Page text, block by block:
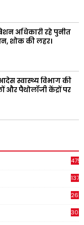
अधिकारी रहे पुनीत
शोक की लहर।
स्वास्थ्य विभाग की
और पैथोलॉजी केंद्रों पर
4751
1375
2651
308